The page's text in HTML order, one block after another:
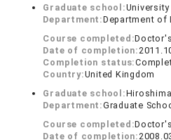
Graduate school:
Department:Department of
Course completed:
Date of completion:
Completion status:
Country:United Kingdom
Graduate school:
Department:Graduate
Course completed:
Date of completion: